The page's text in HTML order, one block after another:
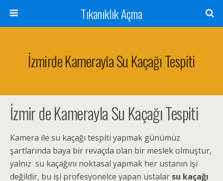
Tıkanıklık Açma
İzmirde Kamerayla Su Kaçağı Tespiti
İzmir de Kamerayla Su Kaçağı Tespiti
Kamera ile su kaçağı tespiti yapmak günümüz
şartlarında baya bir revaçda olan bir meslek olmuştur,
yalnız su kaçağını noktasal yapmak her ustanın işi
değildir, bu işi profesyonelce yapan ustalar su kaçağı